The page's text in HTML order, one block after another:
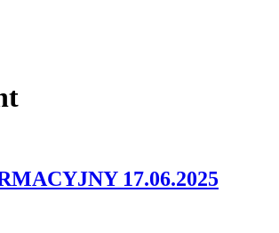
17.06.2025